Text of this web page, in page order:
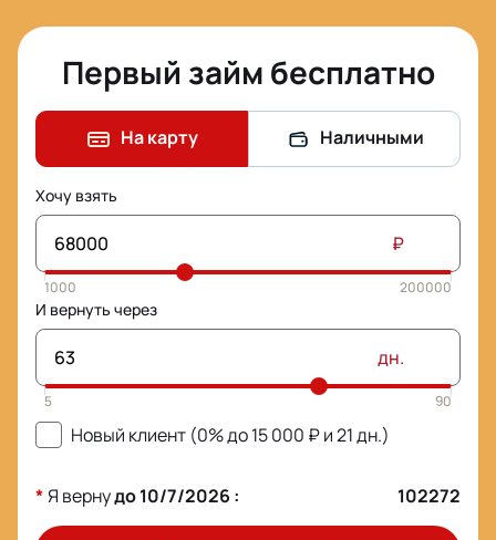
Первый займ бесплатно
На карту Наличными
Хочу взять
₽
И вернуть через
дн.
Новый клиент (0% до15 000 ₽ и21дн.)
*Я вернудо10/7/2026 : 102272